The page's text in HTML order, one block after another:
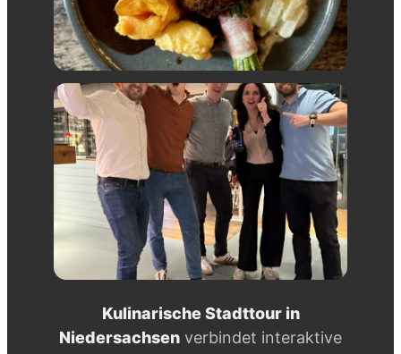
Kulinarische Stadttour in
Niedersachsen verbindet interaktive